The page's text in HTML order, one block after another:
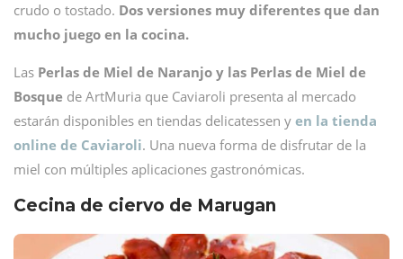
crudo o tostado. Dos versiones muy diferentes que dan
mucho juego en la cocina.
Las Perlas de Miel de Naranjo y las Perlas de Miel de
Bosque de ArtMuria que Caviaroli presenta al mercado
estarán disponibles en tiendas delicatessen y en la tienda
online de Caviaroli. Una nueva forma de disfrutar de la
miel con múltiples aplicaciones gastronómicas.
Cecina de ciervo de Marugan